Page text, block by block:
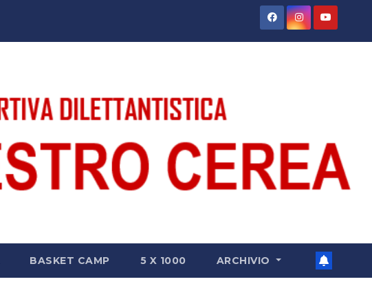
BASKET CAMP 5 X 1000 ARCHIVIO